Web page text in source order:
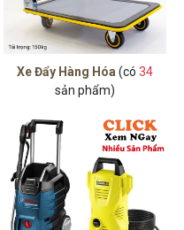
Xe Đẩy Hàng Hóa (có 34
sản phẩm)